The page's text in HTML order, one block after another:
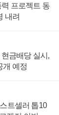
프로젝트 동
내려
금배당 실시,
개 예정
트셀러 톱10